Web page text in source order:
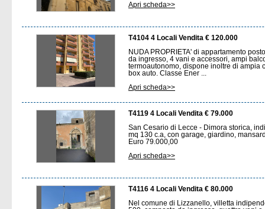
Apri scheda>>
T4104 4 Locali Vendita € 120.000
NUDA PROPRIETA' di appartamento
da ingresso, 4 vani e accessori, ampi
termoautonomo, dispone inoltre di ampia
box auto. Classe Ener ...
Apri scheda>>
T4119 4 Locali Vendita € 79.000
San Cesario di Lecce - Dimora storica,
mq 130 c.a, con garage, giardino,
Euro 79.000,00
Apri scheda>>
T4116 4 Locali Vendita € 80.000
Nel comune di Lizzanello, villetta